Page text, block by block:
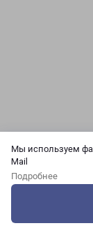
Мы используем
Mail
Подробнее